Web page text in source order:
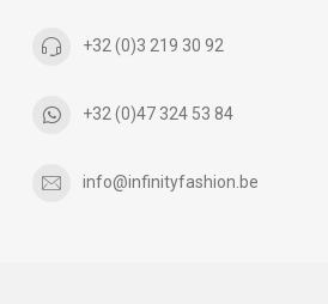
+32 (0)3 219 30 92
+32 (0)47 324 53 84
info@infinityfashion.be